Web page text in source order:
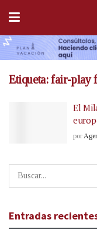
Etiqueta:fair-play
El
por
Entradas